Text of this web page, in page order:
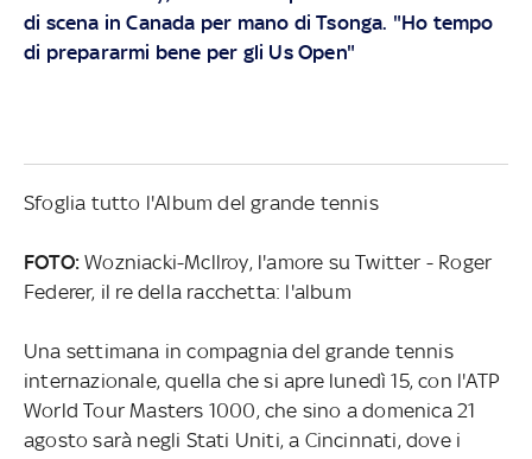
di scena in Canada per mano di Tsonga. "Ho tempo
di prepararmi bene per gli Us Open"
Sfoglia tutto l'Album del grande tennis
FOTO:Wozniacki-Mcllroy, l'amore su Twitter - Roger
Federer, il re della racchetta: l'album
Una settimana in compagnia del grande tennis
internazionale, quella che si apre lunedì 15, con l'ATP
World Tour Masters 1000, che sino a domenica 21
agosto sarà negli Stati Uniti, a Cincinnati, dove i